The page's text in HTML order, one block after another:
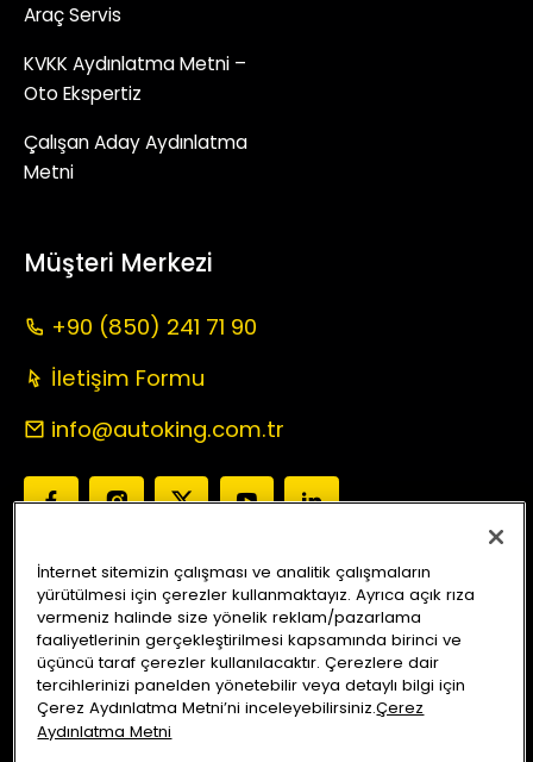
Araç Servis
KVKK Aydınlatma Metni –
Oto Ekspertiz
Çalışan Aday Aydınlatma
Metni
Müşteri Merkezi
+90 (850) 241 71 90
İletişim Formu
info@autoking.com.tr
Auto King EkspertizAnlaşmalı Sigorta Şirketleri
Araç SorguServis MerkezleriKampanyalarBlog
Bizi Arayın Yol Tarifi Alın
İnternet sitemizin çalışması ve analitik çalışmaların
yürütülmesi için çerezler kullanmaktayız. Ayrıca açık rıza
vermeniz halinde size yönelik reklam/pazarlama
faaliyetlerinin gerçekleştirilmesi kapsamında birinci ve
üçüncü taraf çerezler kullanılacaktır. Çerezlere dair
tercihlerinizi panelden yönetebilir veya detaylı bilgi için
Çerez Aydınlatma Metni’ni inceleyebilirsiniz.Çerez
Aydınlatma Metni